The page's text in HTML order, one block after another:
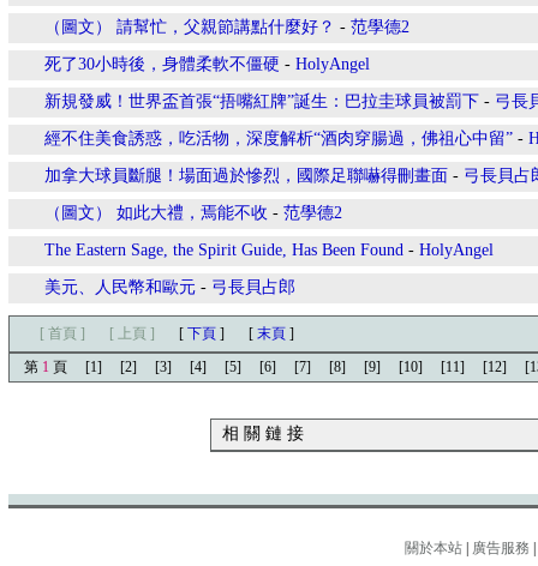
（圖文） 請幫忙，父親節講點什麼好？ - 范學德2
死了30小時後，身體柔軟不僵硬 - HolyAngel
新規發威！世界盃首張“捂嘴紅牌”誕生：巴拉圭球員被罰下 - 弓長
經不住美食誘惑，吃活物，深度解析“酒肉穿腸過，佛祖心中留” -
加拿大球員斷腿！場面過於慘烈，國際足聯嚇得刪畫面 - 弓長貝占
（圖文） 如此大禮，焉能不收 - 范學德2
The Eastern Sage, the Spirit Guide, Has Been Found - HolyAngel
美元、人民幣和歐元 - 弓長貝占郎
[ 首頁 ] [ 上頁 ] [ 下頁 ] [ 末頁 ]
第 1 頁 [1] [2] [3] [4] [5] [6] [7] [8] [9] [10] [11] [12]
相 關 鏈 接
關於本站 廣告服務